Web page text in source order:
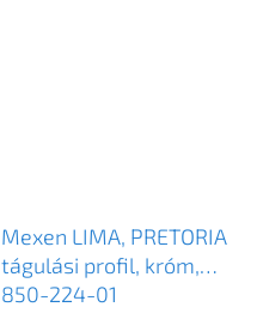
Mexen LIMA, PRETORIA
tágulási profil, króm,
850-224-01